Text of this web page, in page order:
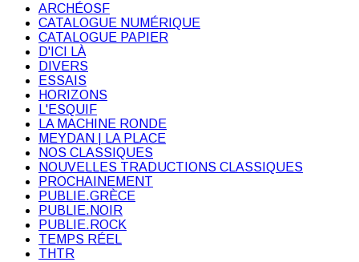
ARCHÉOSF
CATALOGUE NUMÉRIQUE
CATALOGUE PAPIER
D'ICI LÀ
DIVERS
ESSAIS
HORIZONS
L'ESQUIF
LA MACHINE RONDE
MEYDAN | LA PLACE
NOS CLASSIQUES
NOUVELLES TRADUCTIONS CLASSIQUES
PROCHAINEMENT
PUBLIE.GRÈCE
PUBLIE.NOIR
PUBLIE.ROCK
TEMPS RÉEL
THTR